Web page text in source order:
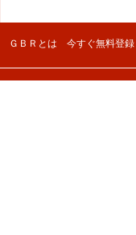
ＧＢＲとは 今すぐ無料登録